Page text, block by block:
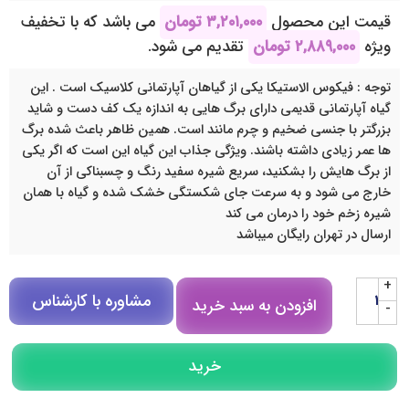
قیمت این محصول ۳,۲۰۱,۰۰۰تومان می باشد که با تخفیف
ویژه ۲,۸۸۹,۰۰۰تومان تقدیم می شود.
توجه : فیکوس الاستیکا یکی از گیاهان آپارتمانی کلاسیک است . این
گیاه آپارتمانی قدیمی دارای برگ هایی به اندازه یک کف دست و شاید
بزرگتر با جنسی ضخیم و چرم مانند است. همین ظاهر باعث شده برگ
ها عمر زیادی داشته باشند. ویژگی جذاب این گیاه این است که اگر یکی
از برگ هایش را بشکنید، سریع شیره سفید رنگ و چسبناکی از آن
خارج می شود و به سرعت جای شکستگی خشک شده و گیاه با همان
شیره زخم خود را درمان می کند
ارسال در تهران رایگان میباشد
+
-
افزودن به سبد خرید مشاوره با کارشناس
مشاوره در روبیکا
تلگرام
خرید